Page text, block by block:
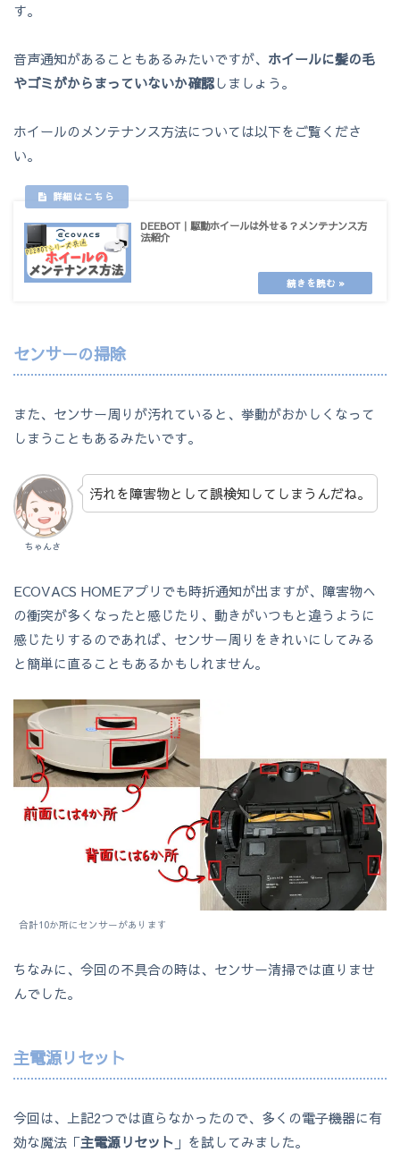
す。
音声通知があることもあるみたいですが、 ホイールに髪の毛
やゴミがからまっていないか確認しましょう。
ホイールのメンテナンス方法については以下をご覧くださ
い。
DEEBOT｜駆動ホイールは外せる？メンテナンス方
法紹介
センサーの掃除
また、センサー周りが汚れていると、挙動がおかしくなって
しまうこともあるみたいです。
ちゃんさ
汚れを障害物として誤検知してしまうんだね。
ECOVACS HOMEアプリでも時折通知が出ますが、障害物へ
の衝突が多くなったと感じたり、動きがいつもと違うように
感じたりするのであれば、センサー周りをきれいにしてみる
と簡単に直ることもあるかもしれません。
合計10か所にセンサーがあります
ちなみに、今回の不具合の時は、センサー清掃では直りませ
んでした。
主電源リセット
今回は、上記2つでは直らなかったので、多くの電子機器に有
効な魔法「主電源リセット 」を試してみました。